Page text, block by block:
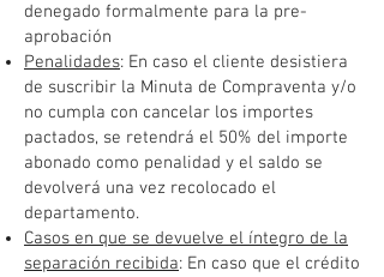
denegado formalmente para la pre-
aprobación
Penalidades: En caso el cliente desistiera
de suscribir la Minuta de Compraventa y/o
no cumpla con cancelar los importes
pactados, se retendrá el 50% del importe
abonado como penalidad y el saldo se
devolverá una vez recolocado el
departamento.
Casos en que se devuelve el íntegro de la
separación recibida: En caso que el crédito